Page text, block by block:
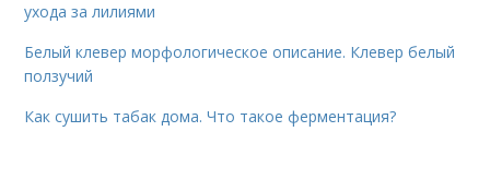
ухода за лилиями
Белый клевер морфологическое описание. Клевер белый
ползучий
Как сушить табак дома. Что такое ферментация?